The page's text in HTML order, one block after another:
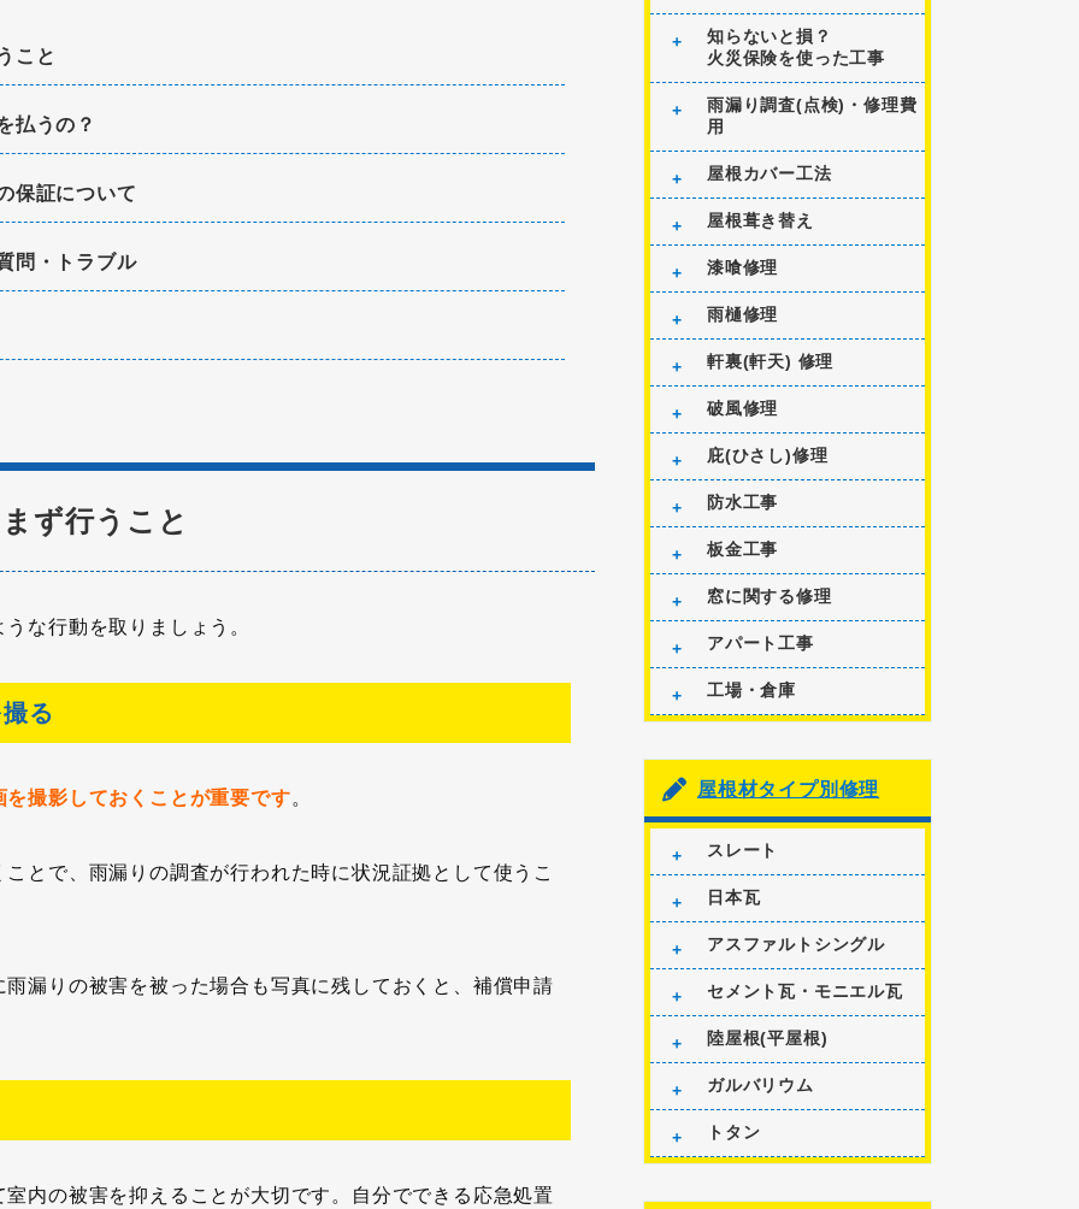
こと
払うの？
保証について
問・トラブル
ず行うこと
な行動を取りましょう。
る
撮影しておくことが重要です。
とで、雨漏りの調査が行われた時に状況証拠として使うこ
漏りの被害を被った場合も写真に残しておくと、補償申請
内の被害を抑えることが大切です。自分でできる応急処置
知らないと損？
火災保険を使った工事
雨漏り調査(点検)・修理費
用
屋根カバー工法
屋根葺き替え
漆喰修理
雨樋修理
軒裏(軒天) 修理
破風修理
庇(ひさし)修理
防水工事
板金工事
窓に関する修理
アパート工事
工場・倉庫
屋根材タイプ別修理
スレート
日本瓦
アスファルトシングル
セメント瓦・モニエル瓦
陸屋根(平屋根)
ガルバリウム
トタン